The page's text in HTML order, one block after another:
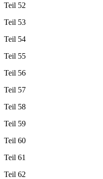
Teil 52
Teil 53
Teil 54
Teil 55
Teil 56
Teil 57
Teil 58
Teil 59
Teil 60
Teil 61
Teil 62